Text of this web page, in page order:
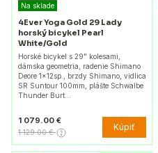
Na sklade
4Ever Yoga Gold 29 Lady
horský bicykel Pearl
White/Gold
Horské bicykel s 29" kolesami,
dámska geometria, radenie Shimano
Deore 1x12sp., brzdy Shimano, vidlica
SR Suntour 100mm, plášte Schwalbe
Thunder Burt…
1 079.00 €
1 129.00 € Kúpiť